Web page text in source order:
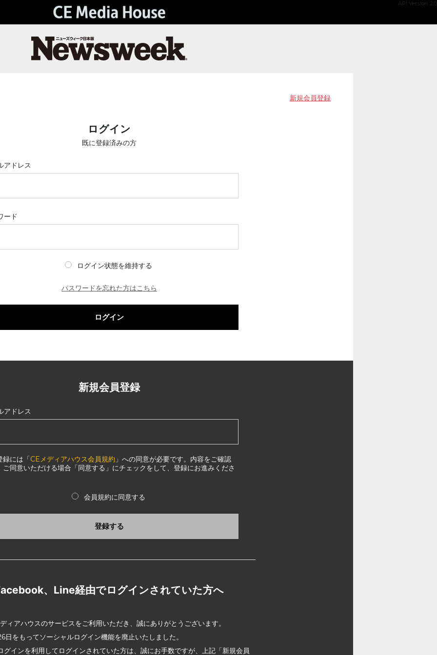
API Version 2.0
新規会員登録
ログイン
既に登録済みの方
アドレス
ード
ログイン状態を維持する
パスワードを忘れた方はこちら
ログイン
新規会員登録
アドレス
録には「CEメディアハウス会員規約 」への同意が必要です。内容をご確認
ご同意いただける場合「同意する」にチェックをして、登録にお進みくださ
会員規約に同意する
登録する
、Line経由でログインされていた方へ
ィアハウスのサービスをご利用いただき、誠にありがとうございます。
日をもってソーシャルログイン機能を廃止いたしました。
グインを利用してログインされていた方は、誠にお手数ですが、上記「新規会員